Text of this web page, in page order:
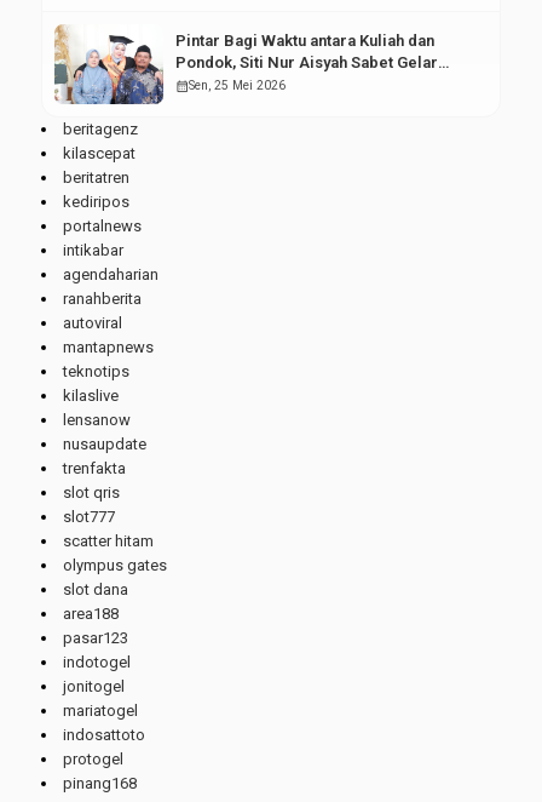
Pintar Bagi Waktu antara Kuliah dan
Pondok, Siti Nur Aisyah Sabet Gelar
Wisudawan Terbaik
calendar_monthSen, 25 Mei 2026
beritagenz
kilascepat
beritatren
kediripos
portalnews
intikabar
agendaharian
ranahberita
autoviral
mantapnews
teknotips
kilaslive
lensanow
nusaupdate
trenfakta
slot qris
slot777
scatter hitam
olympus gates
slot dana
area188
pasar123
indotogel
jonitogel
mariatogel
indosattoto
protogel
pinang168